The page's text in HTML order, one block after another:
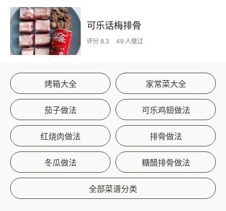
可乐话梅排骨
评分 8.3 49 人做过
烤箱大全 家常菜大全
茄子做法 可乐鸡翅做法
红烧肉做法 排骨做法
冬瓜做法 糖醋排骨做法
全部菜谱分类